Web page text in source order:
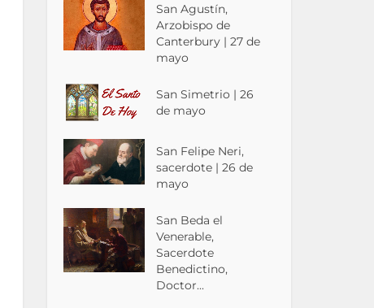
San Agustín,
Arzobispo de
Canterbury | 27 de
mayo
San Simetrio | 26
de mayo
San Felipe Neri,
sacerdote | 26 de
mayo
San Beda el
Venerable,
Sacerdote
Benedictino,
Doctor...